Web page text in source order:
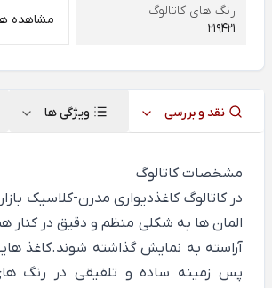
رنگ های کاتالوگ
219421
مشاهده
نقد و بررسی ویژگی ها
مشخصات کاتالوگ
المان ها به شکلی منظم و دقیق در کنار هم
آراسته به نمایش گذاشته شوند.کاغذ
پس زمینه ساده و تلفیقی در رنگ